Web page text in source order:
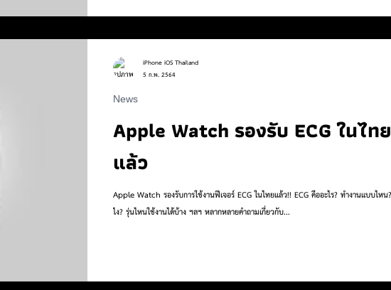
Apple Watch รองรับ ECG ในไทย
แล้ว
Apple Watch รองรับการใช้งานฟีเจอร์ ECG ในไทยแล้ว!! ECG คืออะไร? ทำงานแบบไหน? ดียัง
ไง? รุ่นไหนใช้งานได้บ้าง ฯลฯ หลากหลายคำถามเกี่ยวกับ...
News
iPhone iOS Thailand
5 ก.พ. 2564